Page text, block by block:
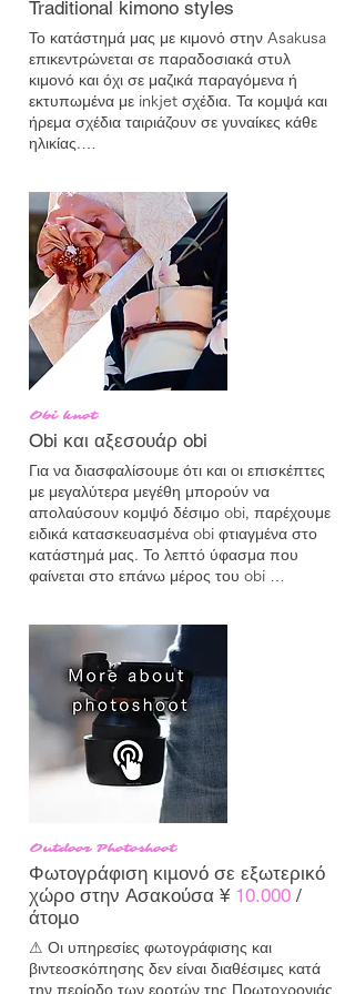
Traditional kimono styles
Το κατάστημά μας με κιμονό στην Asakusa
επικεντρώνεται σε παραδοσιακά στυλ
κιμονό και όχι σε μαζικά παραγόμενα ή
εκτυπωμένα με inkjet σχέδια. Τα κομψά και
ήρεμα σχέδια ταιριάζουν σε γυναίκες κάθε
ηλικίας.
επιπλέον χρέωση.
Obi knot
Obi και αξεσουάρ obi
Για να διασφαλίσουμε ότι και οι επισκέπτες
με μεγαλύτερα μεγέθη μπορούν να
απολαύσουν κομψό δέσιμο obi, παρέχουμε
ειδικά κατασκευασμένα obi φτιαγμένα στο
κατάστημά μας. Το λεπτό ύφασμα που
φαίνεται στο επάνω μέρος του obi
το κέντρο ονομάζεται «obijime», το οποίο
σταθεροποιεί το obi και προσθέτει
χρωματική έμφαση. Αυτές οι στρώσεις
αναδεικνύουν όμορφα τον συνδυασμό του
obi. Όλα αυτά περιλαμβάνονται στην τιμή
του σετ χωρίς επιπλέον χρέωση.
Outdoor Photoshoot
Φωτογράφιση κιμονό σε εξωτερικό
χώρο στην Ασακούσα ¥ 10.000 /
άτομο
⚠ Οι υπηρεσίες φωτογράφισης και
βιντεοσκόπησης δεν είναι διαθέσιμες κατά
την περίοδο των εορτών της Πρωτοχρονιάς